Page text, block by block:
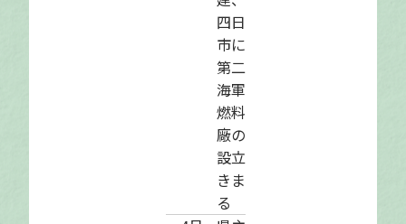
四日
市に
第二
海軍
燃料
廠の
設立
きま
る